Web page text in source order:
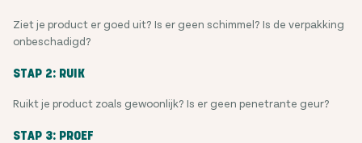
Ziet je product er goed uit? Is er geen schimmel? Is de verpakking
onbeschadigd?
STAP 2: RUIK
Ruikt je product zoals gewoonlijk? Is er geen penetrante geur?
STAP 3: PROEF